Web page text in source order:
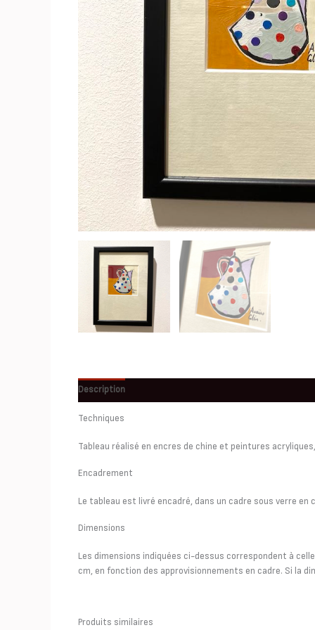
Description
Techniques
Tableau réalisé en encres de chine et peintures
Encadrement
Le tableau est livré encadré, dans un cadre sous verre
Dimensions
Les dimensions indiquées ci-dessus correspondent à
cm, en fonction des approvisionnements en cadre. Si la
Produits similaires